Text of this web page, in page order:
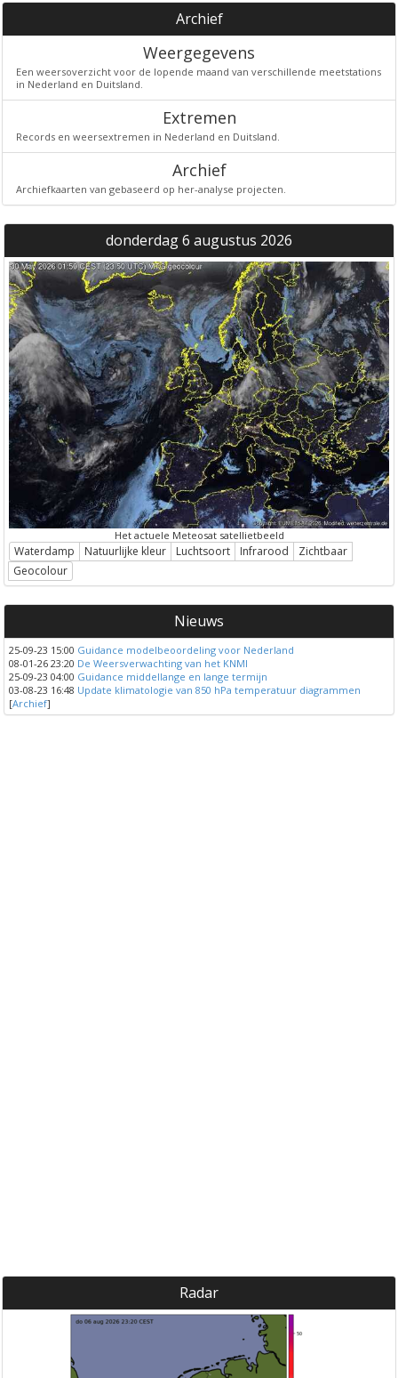
Archief
Weergegevens
Een weersoverzicht voor de lopende maand van verschillende meetstations
in Nederland en Duitsland.
Extremen
Records en weersextremen in Nederland en Duitsland.
Archief
Archiefkaarten van gebaseerd op her-analyse projecten.
donderdag 6 augustus 2026
Het actuele Meteosat satellietbeeld
Waterdamp Natuurlijke kleur Luchtsoort Infrarood
Zichtbaar
Geocolour
Nieuws
25-09-23 15:00 Guidance modelbeoordeling voor Nederland
08-01-26 23:20 De Weersverwachting van het KNMI
25-09-23 04:00 Guidance middellange en lange termijn
03-08-23 16:48 Update klimatologie van 850 hPa temperatuur diagrammen
[Archief]
Radar